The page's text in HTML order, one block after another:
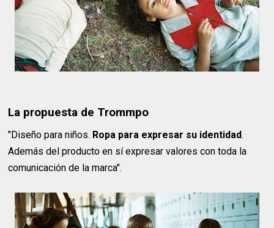
La propuesta de Trommpo
"Diseño para niños. Ropa para expresar su identidad.
Además del producto en sí expresar valores con toda la
comunicación de la marca".